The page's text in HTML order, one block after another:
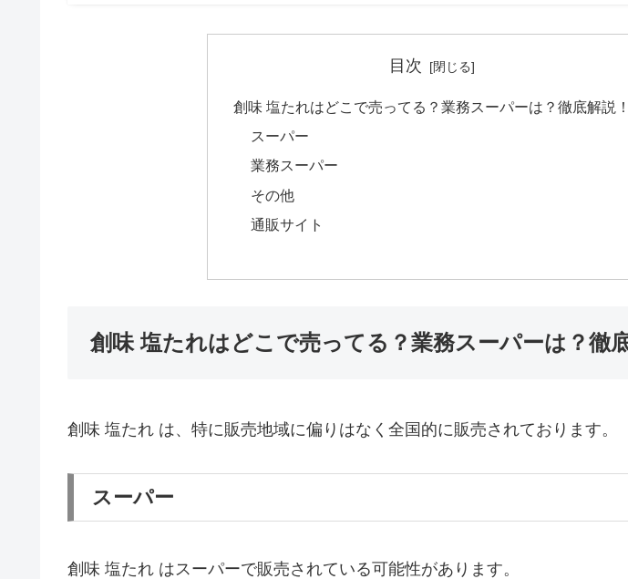
目次
創味 塩たれはどこで売ってる？業務スーパーは？徹底解説！
スーパー
業務スーパー
その他
通販サイト
創味 塩たれはどこで売ってる？業務スーパーは？徹
創味 塩たれ は、特に販売地域に偏りはなく全国的に販売されております。
スーパー
創味 塩たれ はスーパーで販売されている可能性があります。